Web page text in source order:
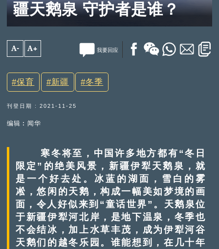
疆天鹅泉 守护者是谁？
A- A+ 我要回应
保育 新疆 冬季
刊登日期 : 2021-11-25
编辑︰闻华
寒冬将至，中国许多地方都有“冬日
限定”的绝美风景，新疆伊犁天鹅泉，就
是一个好去处。冰蓝的湖面，雪白的雾
凇，悠闲的天鹅，构成一幅美如梦境的画
面，令人好似来到“童话世界”。天鹅泉位
于新疆伊犁河北岸，是地下温泉，冬季也
不会结冰，加上水草丰茂，成为伊犁河谷
天鹅们的越冬乐园。谁能想到，在几十年